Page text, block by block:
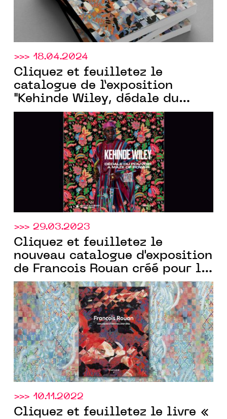
>>> 18.04.2024
Cliquez et feuilletez le
catalogue de l’exposition
"Kehinde Wiley, dédale du
pouvoir" créé pour la galerie
Templonpar Communic’Art
>>> 29.03.2023
Cliquez et feuilletez le
nouveau catalogue d'exposition
de Francois Rouan créé pour la
GalerieTemplonpar
Communic'Art
>>> 10.11.2022
Cliquez et feuilletez le livre «